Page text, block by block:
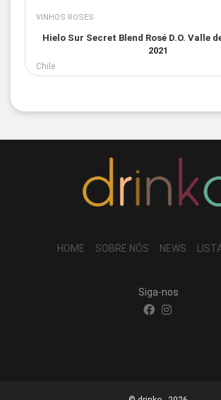
VINHOS ROSES
Hielo Sur Secret Blend Rosé D.O. Valle
2021
Chile
HOME SOBRE NÓS NEWS
Siga-nos